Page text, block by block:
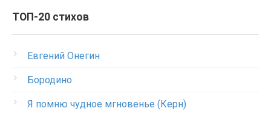
ТОП-20 стихов
Евгений Онегин
Бородино
Я помню чудное мгновенье (Керн)